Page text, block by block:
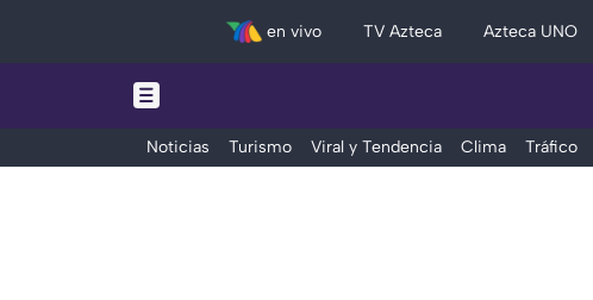
en vivo TV Azteca Azteca UNO
Noticias Turismo Viral y Tendencia Clima Tráfico